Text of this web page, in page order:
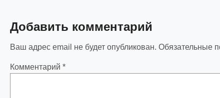
Добавить комментарий
Ваш адрес email не будет опубликован. Обязательные
Комментарий *